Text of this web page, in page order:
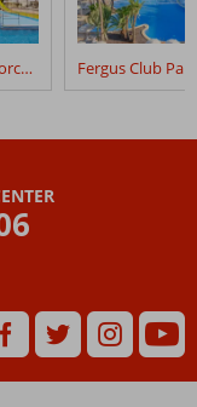
Fergus Club Mallorca Waterpark